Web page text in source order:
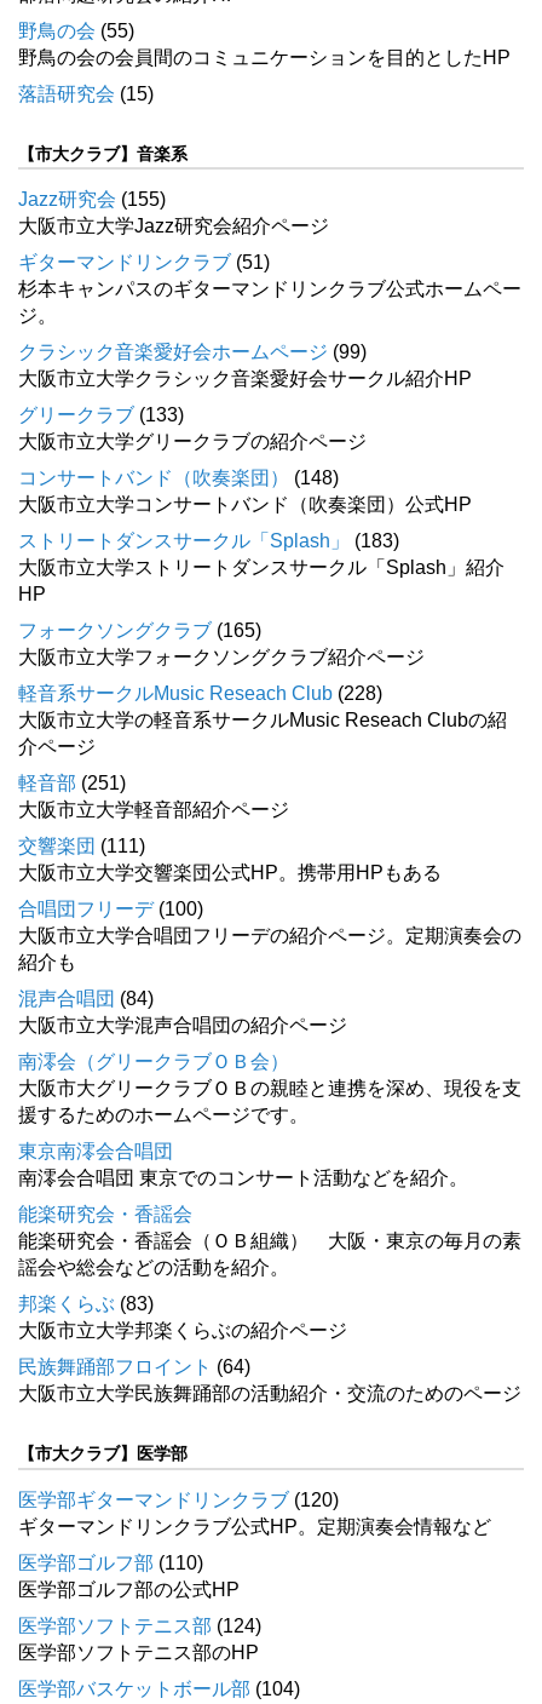
野鳥の会 (55)
野鳥の会の会員間のコミュニケーションを目的としたHP
落語研究会 (15)
【市大クラブ】音楽系
Jazz研究会 (155)
大阪市立大学Jazz研究会紹介ページ
ギターマンドリンクラブ (51)
杉本キャンパスのギターマンドリンクラブ公式ホームペー
ジ。
クラシック音楽愛好会ホームページ (99)
大阪市立大学クラシック音楽愛好会サークル紹介HP
グリークラブ (133)
大阪市立大学グリークラブの紹介ページ
コンサートバンド（吹奏楽団）
(148)
大阪市立大学コンサートバンド（吹奏楽団）公式HP
ストリートダンスサークル「Splash」
(183)
大阪市立大学ストリートダンスサークル「Splash」紹介
HP
フォークソングクラブ (165)
大阪市立大学フォークソングクラブ紹介ページ
軽音系サークルMusic Reseach Club (228)
大阪市立大学の軽音系サークルMusic Reseach Clubの紹
介ページ
軽音部 (251)
大阪市立大学軽音部紹介ページ
交響楽団 (111)
大阪市立大学交響楽団公式HP。携帯用HPもある
合唱団フリーデ(100)
大阪市立大学合唱団フリーデの紹介ページ。定期演奏会の
紹介も
混声合唱団 (84)
大阪市立大学混声合唱団の紹介ページ
南澪会（グリークラブＯＢ会）
大阪市大グリークラブＯＢの親睦と連携を深め、現役を支
援するためのホームページです。
東京南澪会合唱団
南澪会合唱団 東京でのコンサート活動などを紹介。
能楽研究会・香謡会
能楽研究会・香謡会（ＯＢ組織） 大阪・東京の毎月の素
謡会や総会などの活動を紹介。
邦楽くらぶ (83)
大阪市立大学邦楽くらぶの紹介ページ
民族舞踊部フロイント (64)
大阪市立大学民族舞踊部の活動紹介・交流のためのページ
【市大クラブ】医学部
医学部ギターマンドリンクラブ (120)
ギターマンドリンクラブ公式HP。定期演奏会情報など
医学部ゴルフ部 (110)
医学部ゴルフ部の公式HP
医学部ソフトテニス部 (124)
医学部ソフトテニス部のHP
医学部バスケットボール部 (104)